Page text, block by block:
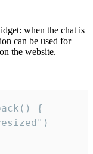
when the chat is
can be used for
the website.
{